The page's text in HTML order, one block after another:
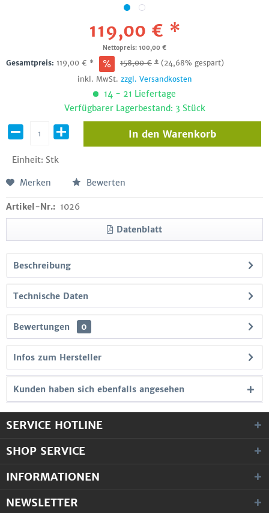
119,00 € *
Nettopreis: 100,00 €
Gesamtpreis: 119,00 € * 158,00€ * (24,68% gespart)
inkl. MwSt. zzgl. Versandkosten
14 - 21 Liefertage
Verfügbarer Lagerbestand: 3 Stück
Einheit: Stk
In den Warenkorb
Merken Bewerten
Artikel-Nr.: 1026
Datenblatt
Beschreibung
Technische Daten
Bewertungen 0
Infos zum Hersteller
Kunden haben sich ebenfalls angesehen
SERVICE HOTLINE
SHOP SERVICE
INFORMATIONEN
NEWSLETTER